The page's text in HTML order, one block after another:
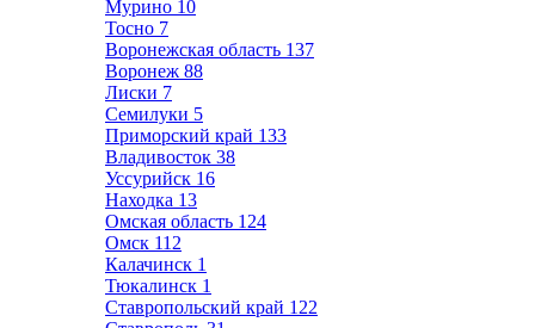
Мурино 10
Тосно 7
Воронежская область 137
Воронеж 88
Лиски 7
Семилуки 5
Приморский край 133
Владивосток 38
Уссурийск 16
Находка 13
Омская область 124
Омск 112
Калачинск 1
Тюкалинск 1
Ставропольский край 122